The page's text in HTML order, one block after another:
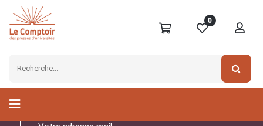
0
Inscrivez-vous à notre